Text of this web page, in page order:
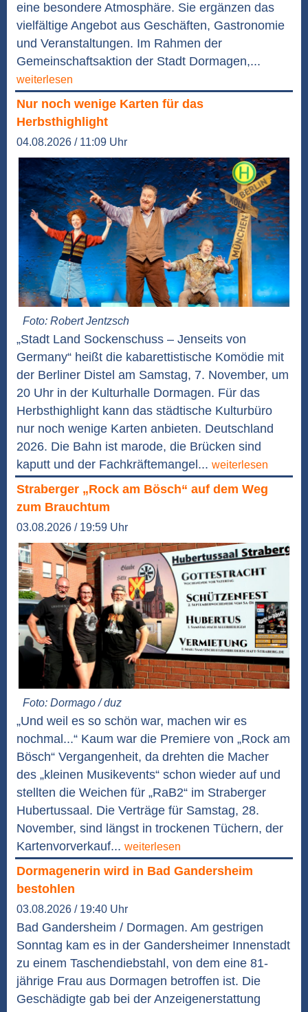
eine besondere Atmosphäre. Sie ergänzen das
vielfältige Angebot aus Geschäften, Gastronomie
und Veranstaltungen. Im Rahmen der
Gemeinschaftsaktion der Stadt Dormagen,...
weiterlesen
Nur noch wenige Karten für das
Herbsthighlight
04.08.2026 / 11:09 Uhr
Foto: Robert Jentzsch
„Stadt Land Sockenschuss – Jenseits von
Germany“ heißt die kabarettistische Komödie mit
der Berliner Distel am Samstag, 7. November, um
20 Uhr in der Kulturhalle Dormagen. Für das
Herbsthighlight kann das städtische Kulturbüro
nur noch wenige Karten anbieten. Deutschland
2026. Die Bahn ist marode, die Brücken sind
kaputt und der Fachkräftemangel... weiterlesen
Straberger „Rock am Bösch“ auf dem Weg
zum Brauchtum
03.08.2026 / 19:59 Uhr
Foto: Dormago / duz
„Und weil es so schön war, machen wir es
nochmal...“ Kaum war die Premiere von „Rock am
Bösch“ Vergangenheit, da drehten die Macher
des „kleinen Musikevents“ schon wieder auf und
stellten die Weichen für „RaB2“ im Straberger
Hubertussaal. Die Verträge für Samstag, 28.
November, sind längst in trockenen Tüchern, der
Kartenvorverkauf... weiterlesen
Dormagenerin wird in Bad Gandersheim
bestohlen
03.08.2026 / 19:40 Uhr
Bad Gandersheim / Dormagen. Am gestrigen
Sonntag kam es in der Gandersheimer Innenstadt
zu einem Taschendiebstahl, von dem eine 81-
jährige Frau aus Dormagen betroffen ist. Die
Geschädigte gab bei der Anzeigenerstattung